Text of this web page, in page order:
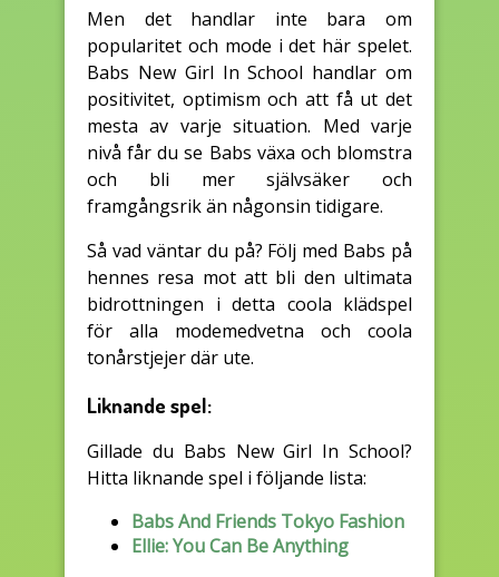
Men det handlar inte bara om
popularitet och mode i det här spelet.
Babs New Girl In School handlar om
positivitet, optimism och att få ut det
mesta av varje situation. Med varje
nivå får du se Babs växa och blomstra
och bli mer självsäker och
framgångsrik än någonsin tidigare.
Så vad väntar du på? Följ med Babs på
hennes resa mot att bli den ultimata
bidrottningen i detta coola klädspel
för alla modemedvetna och coola
tonårstjejer där ute.
Liknande spel:
Gillade du Babs New Girl In School?
Hitta liknande spel i följande lista:
Babs And Friends Tokyo Fashion
Ellie: You Can Be Anything